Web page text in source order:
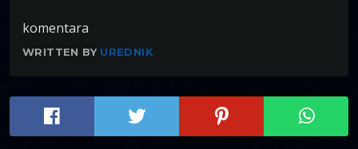
komentara
WRITTEN BY UREDNIK